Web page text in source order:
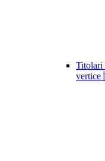
Titolari
vertice